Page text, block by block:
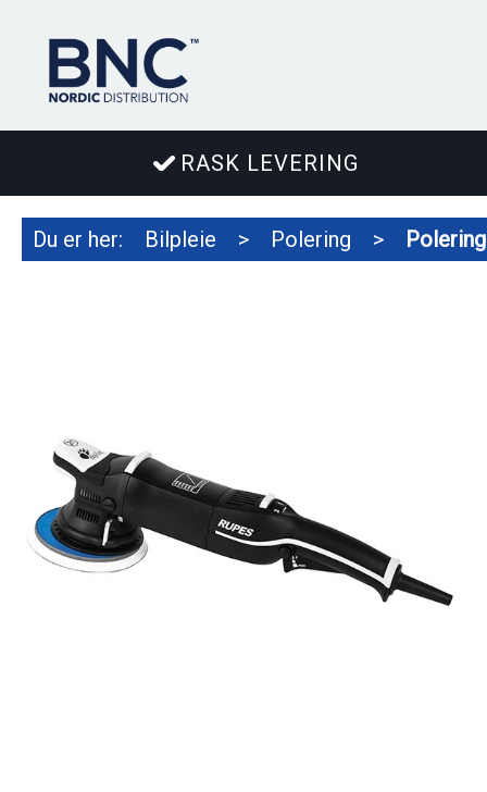
RASK LEVERING
Du er her: Bilpleie > Polering >